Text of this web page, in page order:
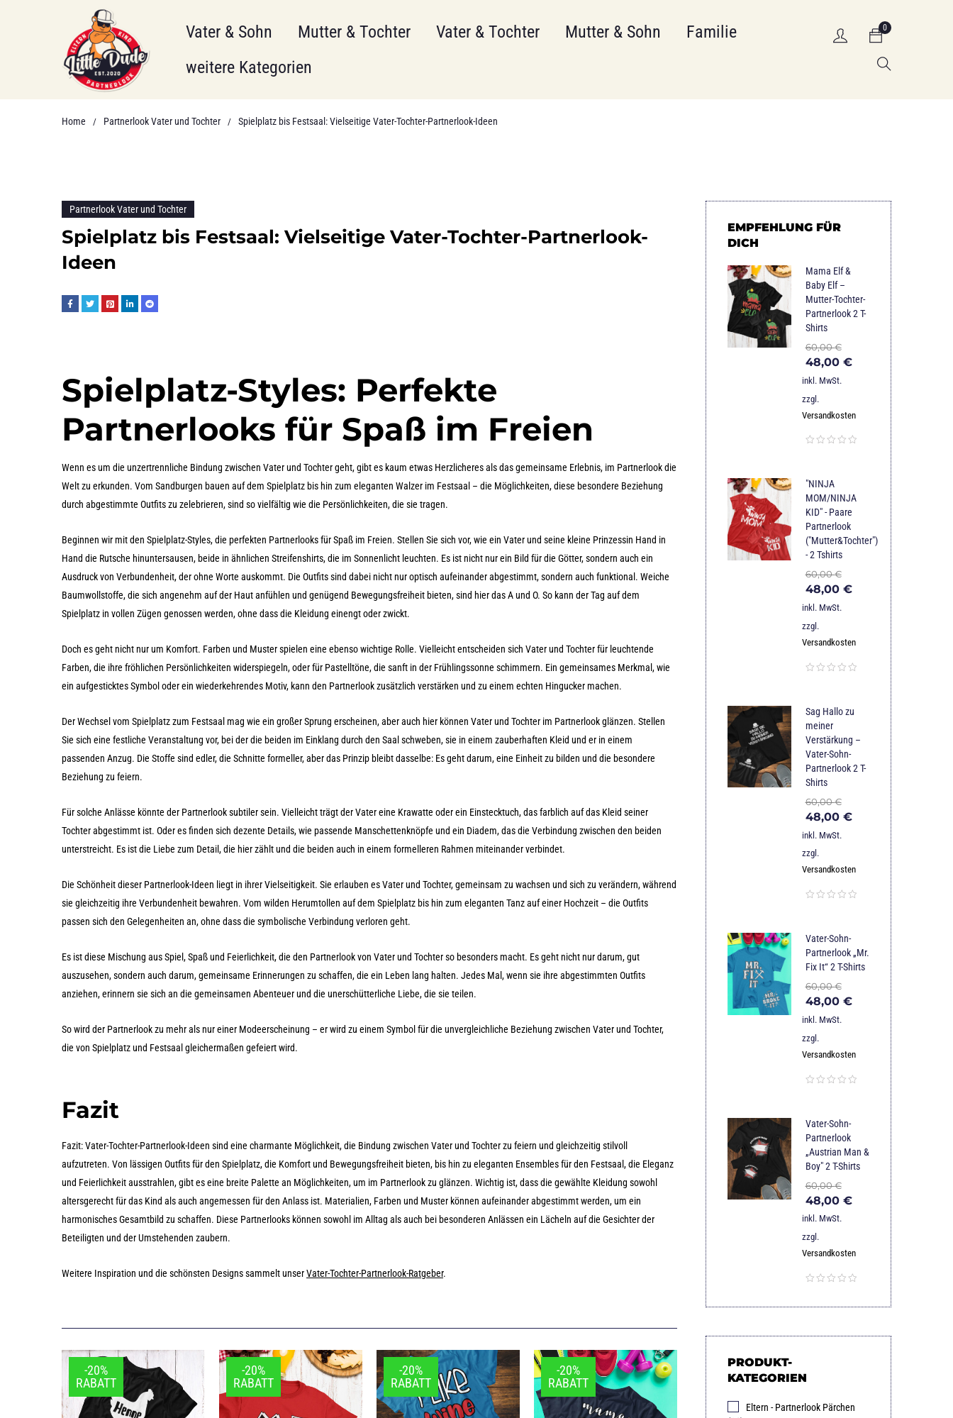
Vater & Sohn Mutter & Tochter Vater & Tochter Mutter & Sohn
Familie
weitere Kategorien
0
Home / Partnerlook Vater und Tochter / Spielplatz bis Festsaal: Vielseitige Vater-Tochter-Partnerlook-Ideen
Partnerlook Vater und Tochter
Spielplatz bis Festsaal: Vielseitige Vater-Tochter-Partnerlook-
Ideen
Spielplatz-Styles: Perfekte
Partnerlooks für Spaß im Freien
Wenn es um die unzertrennliche Bindung zwischen Vater und Tochter geht, gibt es kaum etwas Herzlicheres als das gemeinsame Erlebnis, im Partnerlook die
Welt zu erkunden. Vom Sandburgen bauen auf dem Spielplatz bis hin zum eleganten Walzer im Festsaal – die Möglichkeiten, diese besondere Beziehung
durch abgestimmte Outfits zu zelebrieren, sind so vielfältig wie die Persönlichkeiten, die sie tragen.
Beginnen wir mit den Spielplatz-Styles, die perfekten Partnerlooks für Spaß im Freien. Stellen Sie sich vor, wie ein Vater und seine kleine Prinzessin Hand in
Hand die Rutsche hinuntersausen, beide in ähnlichen Streifenshirts, die im Sonnenlicht leuchten. Es ist nicht nur ein Bild für die Götter, sondern auch ein
Ausdruck von Verbundenheit, der ohne Worte auskommt. Die Outfits sind dabei nicht nur optisch aufeinander abgestimmt, sondern auch funktional. Weiche
Baumwollstoffe, die sich angenehm auf der Haut anfühlen und genügend Bewegungsfreiheit bieten, sind hier das A und O. So kann der Tag auf dem
Spielplatz in vollen Zügen genossen werden, ohne dass die Kleidung einengt oder zwickt.
Doch es geht nicht nur um Komfort. Farben und Muster spielen eine ebenso wichtige Rolle. Vielleicht entscheiden sich Vater und Tochter für leuchtende
Farben, die ihre fröhlichen Persönlichkeiten widerspiegeln, oder für Pastelltöne, die sanft in der Frühlingssonne schimmern. Ein gemeinsames Merkmal, wie
ein aufgesticktes Symbol oder ein wiederkehrendes Motiv, kann den Partnerlook zusätzlich verstärken und zu einem echten Hingucker machen.
Der Wechsel vom Spielplatz zum Festsaal mag wie ein großer Sprung erscheinen, aber auch hier können Vater und Tochter im Partnerlook glänzen. Stellen
Sie sich eine festliche Veranstaltung vor, bei der die beiden im Einklang durch den Saal schweben, sie in einem zauberhaften Kleid und er in einem
passenden Anzug. Die Stoffe sind edler, die Schnitte formeller, aber das Prinzip bleibt dasselbe: Es geht darum, eine Einheit zu bilden und die besondere
Beziehung zu feiern.
Für solche Anlässe könnte der Partnerlook subtiler sein. Vielleicht trägt der Vater eine Krawatte oder ein Einstecktuch, das farblich auf das Kleid seiner
Tochter abgestimmt ist. Oder es finden sich dezente Details, wie passende Manschettenknöpfe und ein Diadem, das die Verbindung zwischen den beiden
unterstreicht. Es ist die Liebe zum Detail, die hier zählt und die beiden auch in einem formelleren Rahmen miteinander verbindet.
Die Schönheit dieser Partnerlook-Ideen liegt in ihrer Vielseitigkeit. Sie erlauben es Vater und Tochter, gemeinsam zu wachsen und sich zu verändern, während
sie gleichzeitig ihre Verbundenheit bewahren. Vom wilden Herumtollen auf dem Spielplatz bis hin zum eleganten Tanz auf einer Hochzeit – die Outfits
passen sich den Gelegenheiten an, ohne dass die symbolische Verbindung verloren geht.
Es ist diese Mischung aus Spiel, Spaß und Feierlichkeit, die den Partnerlook von Vater und Tochter so besonders macht. Es geht nicht nur darum, gut
auszusehen, sondern auch darum, gemeinsame Erinnerungen zu schaffen, die ein Leben lang halten. Jedes Mal, wenn sie ihre abgestimmten Outfits
anziehen, erinnern sie sich an die gemeinsamen Abenteuer und die unerschütterliche Liebe, die sie teilen.
So wird der Partnerlook zu mehr als nur einer Modeerscheinung – er wird zu einem Symbol für die unvergleichliche Beziehung zwischen Vater und Tochter,
die von Spielplatz und Festsaal gleichermaßen gefeiert wird.
Fazit
Fazit: Vater-Tochter-Partnerlook-Ideen sind eine charmante Möglichkeit, die Bindung zwischen Vater und Tochter zu feiern und gleichzeitig stilvoll
aufzutreten. Von lässigen Outfits für den Spielplatz, die Komfort und Bewegungsfreiheit bieten, bis hin zu eleganten Ensembles für den Festsaal, die Eleganz
und Feierlichkeit ausstrahlen, gibt es eine breite Palette an Möglichkeiten, um im Partnerlook zu glänzen. Wichtig ist, dass die gewählte Kleidung sowohl
altersgerecht für das Kind als auch angemessen für den Anlass ist. Materialien, Farben und Muster können aufeinander abgestimmt werden, um ein
harmonisches Gesamtbild zu schaffen. Diese Partnerlooks können sowohl im Alltag als auch bei besonderen Anlässen ein Lächeln auf die Gesichter der
Beteiligten und der Umstehenden zaubern.
Weitere Inspiration und die schönsten Designs sammelt unserVater-Tochter-Partnerlook-Ratgeber.
-20%
RABATT
-20%
RABATT
-20%
RABATT
-20%
RABATT
EMPFEHLUNG FÜR
DICH
Mama Elf &
Baby Elf –
Mutter-Tochter-
Partnerlook 2 T-
Shirts
60,00€
48,00 €
inkl. MwSt.
zzgl.
Versandkosten
"NINJA
MOM/NINJA
KID" - Paare
Partnerlook
("Mutter&Tochter")
- 2 Tshirts
60,00€
48,00 €
inkl. MwSt.
zzgl.
Versandkosten
Sag Hallo zu
meiner
Verstärkung –
Vater-Sohn-
Partnerlook 2 T-
Shirts
60,00€
48,00 €
inkl. MwSt.
zzgl.
Versandkosten
Vater-Sohn-
Partnerlook „Mr.
Fix It“ 2 T-Shirts
60,00€
48,00 €
inkl. MwSt.
zzgl.
Versandkosten
Vater-Sohn-
Partnerlook
„Austrian Man &
Boy" 2 T-Shirts
60,00€
48,00 €
inkl. MwSt.
zzgl.
Versandkosten
PRODUKT-
KATEGORIEN
Eltern - Partnerlook Pärchen